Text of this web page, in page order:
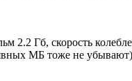
2.2 Гб, скорость
МБ тоже не